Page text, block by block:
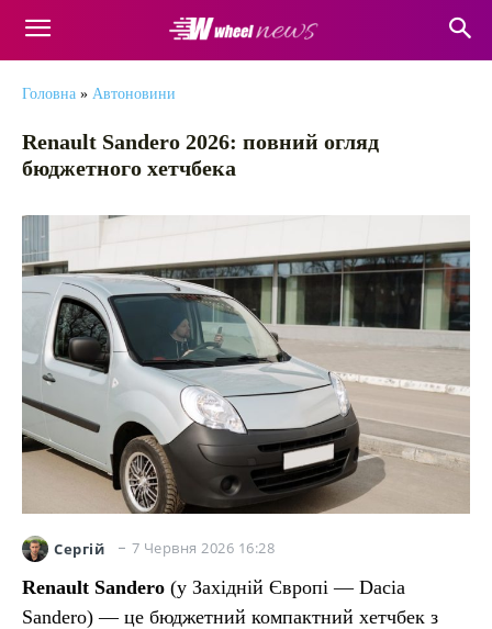
Головна » Автоновини
Renault Sandero 2026: повний огляд
бюджетного хетчбека
Сергій 7 Червня 2026 16:28
Renault Sandero (у Західній Європі — Dacia
Sandero) — це бюджетний компактний хетчбек з